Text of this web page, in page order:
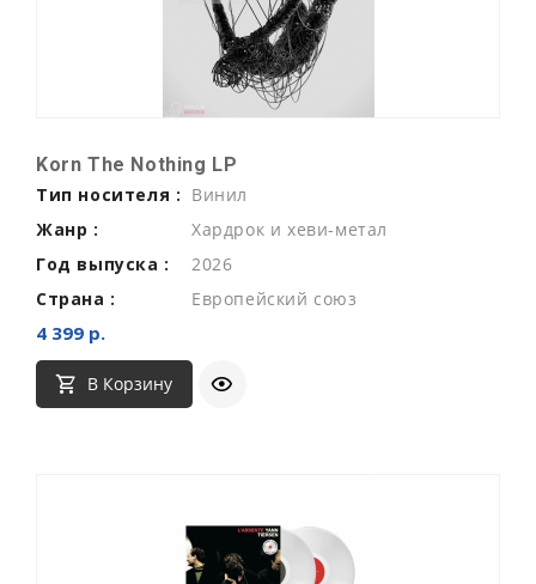
Korn The Nothing LP
Тип носителя : Винил
Жанр :
Хардрок и хеви-метал
Год выпуска :
2026
Страна :
Европейский союз
4 399 р.
В Корзину